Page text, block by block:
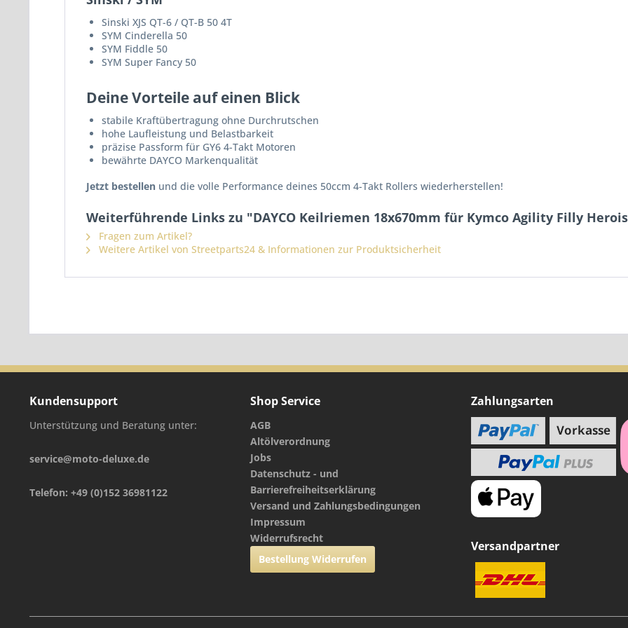
Sinski XJS QT-6 / QT-B 50 4T
SYM Cinderella 50
SYM Fiddle 50
SYM Super Fancy 50
Deine Vorteile auf einen Blick
stabile Kraftübertragung ohne Durchrutschen
hohe Laufleistung und Belastbarkeit
präzise Passform für GY6 4-Takt Motoren
bewährte DAYCO Markenqualität
Jetzt bestellen und die volle Performance deines 50ccm 4-Takt Rollers wiederherstellen!
Weiterführende Links zu "DAYCO Keilriemen 18x670mm für Kymco Agility Filly
Fragen zum Artikel?
Weitere Artikel von Streetparts24 & Informationen zur Produktsicherheit
Kundensupport
Unterstützung und Beratung unter:
service@moto-deluxe.de
Telefon: +49 (0)152 36981122
Shop Service
AGB
Altölverordnung
Jobs
Datenschutz - und
Barrierefreiheitserklärung
Versand und Zahlungsbedingungen
Impressum
Widerrufsrecht
Bestellung Widerrufen
Zahlungsarten
Versandpartner